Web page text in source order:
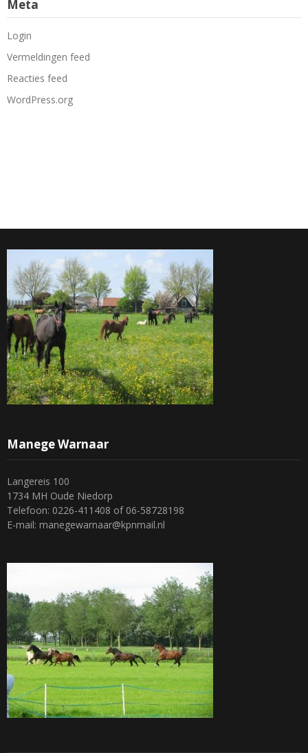
Meta
Login
Vermeldingen feed
Reacties feed
WordPress.org
Manege Warnaar
Langereis 100
1734 MH Oude Niedorp
Telefoon: 0226-411408 of 06-58728198
E-mail: manegewarnaar@kpnmail.nl